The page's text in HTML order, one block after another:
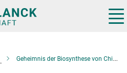
Geheimnis der Biosynthese von Chinin aufgeklärt